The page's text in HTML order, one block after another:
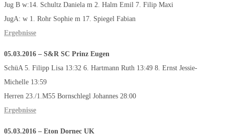
Jug B w:14. Schultz Daniela m 2. Halm Emil 7. Filip Maxi
JugA: w 1. Rohr Sophie m 17. Spiegel Fabian
Ergebnisse
05.03.2016 – S&R SC Prinz Eugen
SchüA 5. Filipp Lisa 13:32 6. Hartmann Ruth 13:49 8. Ernst Jessie-
Michelle 13:59
Herren 23./1.M55 Bornschlegl Johannes 28:00
Ergebnisse
05.03.2016 – Eton Dornec UK